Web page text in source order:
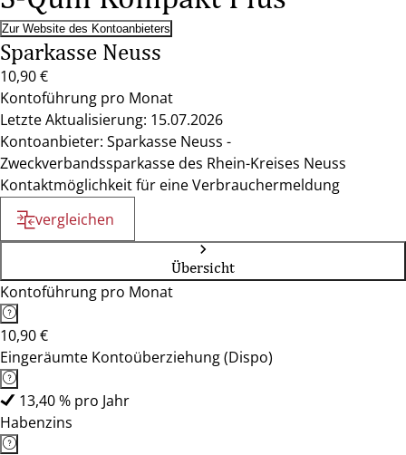
Zur Website des Kontoanbieters
Sparkasse Neuss
10,90 €
Kontoführung pro Monat
Letzte Aktualisierung: 15.07.2026
Kontoanbieter: Sparkasse Neuss -
Zweckverbandssparkasse des Rhein-Kreises Neuss
Kontaktmöglichkeit für eine Verbrauchermeldung
vergleichen
Übersicht
Kontoführung pro Monat
10,90 €
Eingeräumte Kontoüberziehung (Dispo)
13,40 % pro Jahr
Habenzins